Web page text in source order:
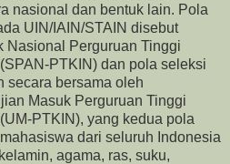
nasional dan bentuk lain. Pola
UIN/IAIN/STAIN disebut
Nasional Perguruan Tinggi
PTKIN) dan pola seleksi
secara bersama oleh
Masuk Perguruan Tinggi
PTKIN), yang kedua pola
dari seluruh Indonesia
agama, ras, suku,